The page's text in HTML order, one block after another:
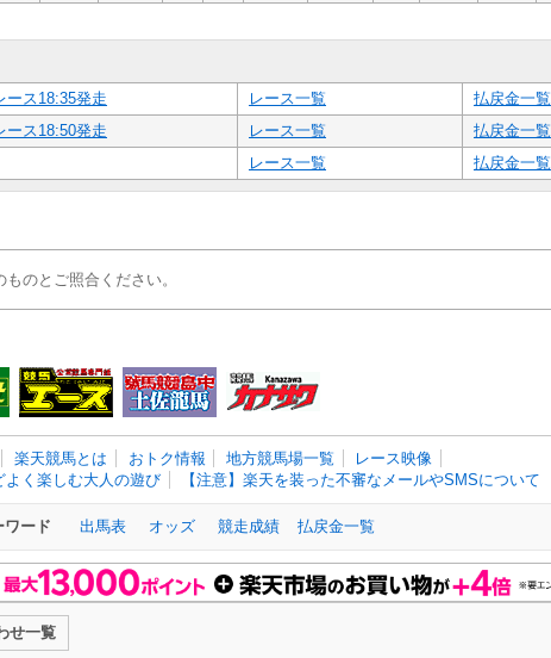
ース18:35発走 レース一覧
払戻金一覧
ース18:50発走 レース一覧
払戻金一覧
レース一覧 払戻金一覧
のとご照合ください。
楽天競馬とは おトク情報 地方競馬場一覧
レース映像
よく楽しむ大人の遊び
【注意】楽天を装った不審なメールやSMSについて
ワード 出馬表 オッズ 競走成績 払戻金一覧
せ一覧